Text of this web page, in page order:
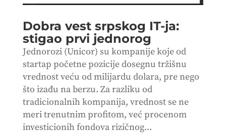
Dobra vest srpskog IT-ja:
stigao prvi jednorog
Jednorozi (Unicor) su kompanije koje od
startap početne pozicije dosegnu tržišnu
vrednost veću od milijardu dolara, pre nego
što izađu na berzu. Za razliku od
tradicionalnih kompanija, vrednost se ne
meri trenutnim profitom, već procenom
investicionih fondova rizičnog...